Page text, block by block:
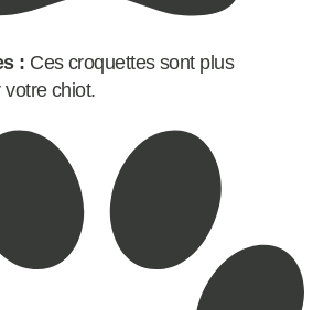
: Ces croquettes sont plus
chiot.